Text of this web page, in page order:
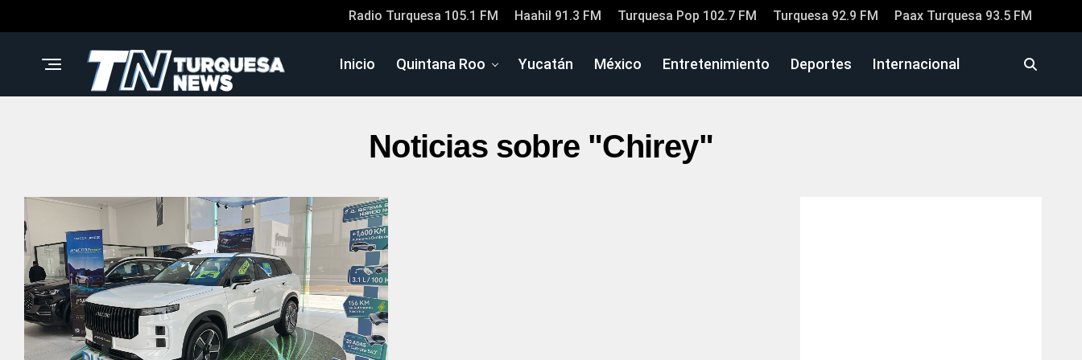
Radio Turquesa 105.1 FM Haahil 91.3 FM Turquesa Pop 102.7 FM Turquesa 92.9 FM Paax Turquesa 93.5 FM
Inicio Quintana Roo Yucatán México Entretenimiento Deportes Internacional
Noticias sobre "Chirey"